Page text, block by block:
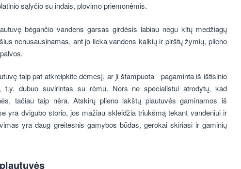
sąlyčio su indais, plovimo priemonėmis.
bėgančio vandens garsas girdėsis labiau negu kitų medžiagų
nenusausinamas, ant jo lieka vandens kalkių ir pirštų žymių, plieno
taip pat atkreipkite dėmesį, ar ji štampuota - pagaminta iš ištisinio
dubuo suvirintas su rėmu. Nors ne specialistui atrodytų, kad
tačiau taip nėra. Atskirų plieno lakštų plautuvės gaminamos iš
yra dvigubo storio, jos mažiau skleidžia triukšmą tekant vandeniui ir
yra daug greitesnis gamybos būdas, gerokai skiriasi ir gaminių